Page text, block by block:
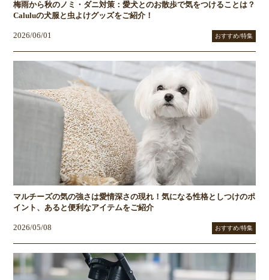
梅雨から秋のノミ・ダニ対策：愛犬とのお散歩で気をつけることは？
Caluluの犬服と虫よけグッズをご紹介！
2026/06/01 おすすめ/特集
マルチーズの気の強さは愛情深さの現れ！気になる性格としつけのポ
イント、あると便利なアイテムをご紹介
2026/05/08 おすすめ/特集